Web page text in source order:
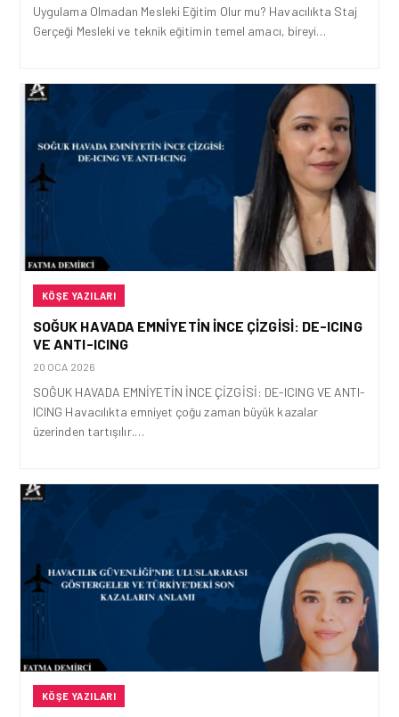
Uygulama Olmadan Mesleki Eğitim Olur mu? Havacılıkta Staj
Gerçeği Mesleki ve teknik eğitimin temel amacı, bireyi…
KÖŞE YAZILARI
SOĞUK HAVADA EMNIYETIN İNCE ÇIZGISI: DE-ICING
VE ANTI-ICING
20 OCA 2026
SOĞUK HAVADA EMNİYETİN İNCE ÇİZGİSİ: DE-ICING VE ANTI-
ICING Havacılıkta emniyet çoğu zaman büyük kazalar
üzerinden tartışılır.…
KÖŞE YAZILARI